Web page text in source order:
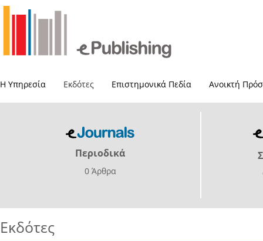
Η Υπηρεσία Εκδότες Επιστημονικά Πεδία Ανοικτή
Περιοδικά
0 Άρθρα
Εκδότες